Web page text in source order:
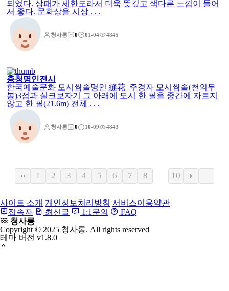
되었다. 상패가 세한도라서 더욱 뜻깊고 색다른 느낌이 들어
서 좋다. 문화상을 시상 . . .
청사롱 0 01-04 4845
충청명인전시
한국예술문화 모시쌈솔명인 縫花 주경자 모시쌈솔(천의무
봉)3점과 실크보자기 그 아래에 모시 한 필을 중간에 자르지
않고 한 필(21.6m) 전체 . . .
청사롱 0 10-09 4843
1 2 3 4 5 6 7 8 10
사이트 소개 개인정보처리방침 서비스이용약관
접속자
최신글 1:1문의
FAQ
청사롱
Copyright © 2025 청사롱. All rights reserved
테마 버전 v1.8.0